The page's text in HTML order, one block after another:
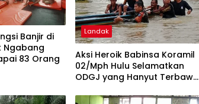
Banjir di
Ngabang
83 Orang
Landak
Aksi Heroik Babinsa Koramil
02/Mph Hulu Selamatkan
ODGJ yang Hanyut Terbawa